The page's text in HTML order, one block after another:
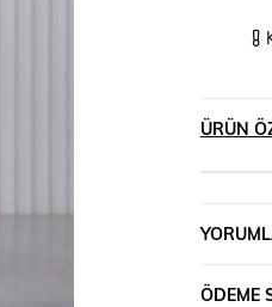
ÜRÜN
ÖDEME